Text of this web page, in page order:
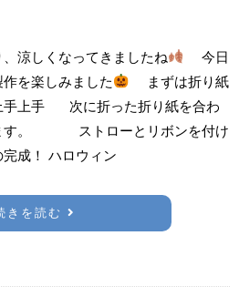
涼しくなってきましたね
今日
を楽しみました
まずは折り紙
手上手 次に折った折り紙を合わ
ます。 ストローとリボンを付け
成！ ハロウィン
きを読む